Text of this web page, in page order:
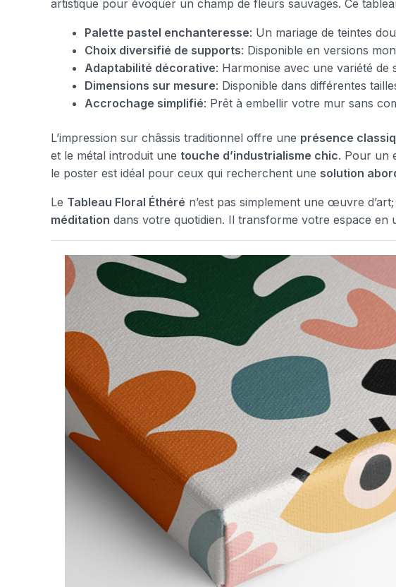
artistique pour évoquer un champ de fleurs sauvages. Ce
Palette pastel enchanteresse: Un mariage de teintes
Choix diversifié de supports: Disponible en versions
Adaptabilité décorative: Harmonise avec une variété de
Dimensions sur mesure: Disponible dans différentes
Accrochage simplifié: Prêt à embellir votre mur sans
L’impression sur châssis traditionnel offre une présence
et le métal introduit une touche d’industrialisme chic. Pour un
le poster est idéal pour ceux qui recherchent une solution
Le Tableau Floral Éthéré n’est pas simplement une œuvre
méditation dans votre quotidien. Il transforme votre espace en